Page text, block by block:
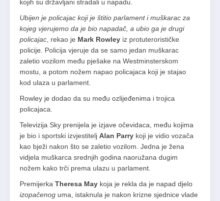
kojih su državljani stradali u napadu.
Ubijen je policajac koji je štitio parlament i muškarac za
kojeg vjerujemo da je bio napadač, a ubio ga je drugi
policajac , rekao je Mark Rowley iz protuterorističke
policije. Policija vjeruje da se samo jedan muškarac
zaletio vozilom među pješake na Westminsterskom
mostu, a potom nožem napao policajaca koji je stajao
kod ulaza u parlament.
Rowley je dodao da su među ozlijeđenima i trojica
policajaca.
Televizija Sky prenijela je izjave očevidaca, među kojima
je bio i sportski izvjestitelj Alan Parry koji je vidio vozača
kao bježi nakon što se zaletio vozilom. Jedna je žena
vidjela muškarca srednjih godina naoružana dugim
nožem kako trči prema ulazu u parlament.
Premijerka Theresa May koja je rekla da je napad djelo
izopačenog uma, istaknula je nakon krizne sjednice vlade